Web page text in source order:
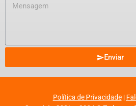
Enviar
Política de Privacidade|